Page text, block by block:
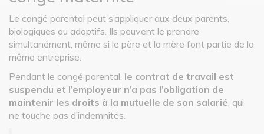
Le congé parental peut s’appliquer aux deux parents,
biologiques ou adoptifs. Ils peuvent le prendre
simultanément, même si le père et la mère font partie de la
même entreprise.
Pendant le congé parental, le contrat de travail est
suspendu et l’employeur n’a pas l’obligation de
maintenir les droits à la mutuelle de son salarié , qui
ne touche pas d’indemnités.